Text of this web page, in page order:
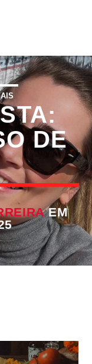
DE
EM